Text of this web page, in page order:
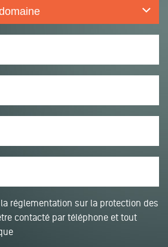
réglementation sur la protection des
contacté par téléphone et tout